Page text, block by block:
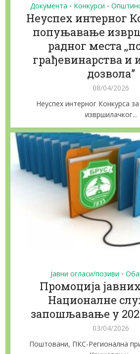
Документа • Конкурси •
Неуспех интерног
попуњавање
радног места
грађевинарства и
дозвола”
08/04/2026
Неуспех интерног Конкурса
извршилачког...
Јавни огласи/позиви •
Промоција
Националне
запошљавање у
03/04/2026
Поштовани, ПКС-Регионална